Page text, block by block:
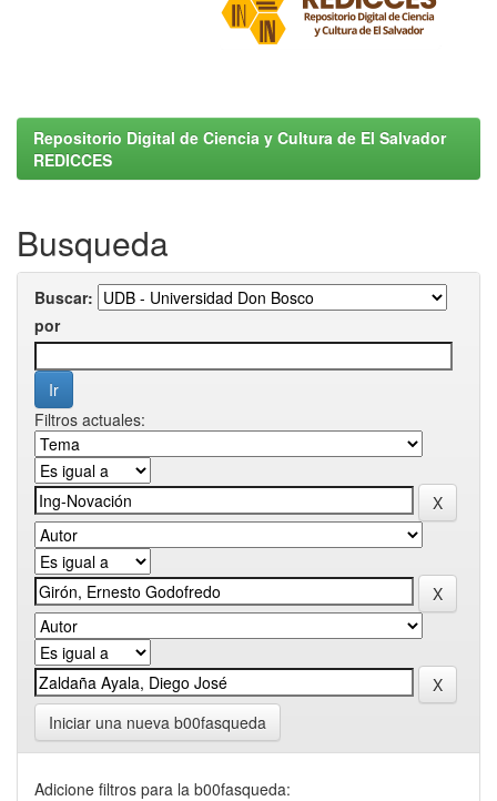
Repositorio Digital de Ciencia y Cultura de El Salvador
REDICCES
Busqueda
Buscar:
por
Filtros actuales:
Iniciar una nueva b00fasqueda
Adicione filtros para la b00fasqueda: